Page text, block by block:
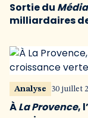
Sortie du
milliardaires
Analyse 30 juillet
ÀLa Provence,